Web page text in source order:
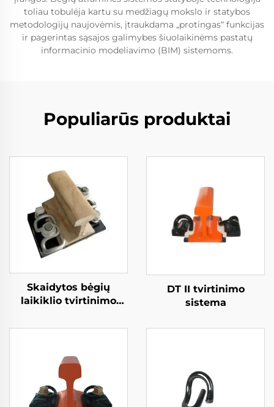
toliau tobulėja kartu su medžiagų mokslo ir statybos
metodologijų naujovėmis, įtraukdama „protingas“ funkcijas
ir pagerintas sąsajos galimybes šiuolaikinėms pastatų
informacinio modeliavimo (BIM) sistemoms.
Populiarūs produktai
Skaidytos bėgių
laikiklio tvirtinimo
DT II tvirtinimo
sistema